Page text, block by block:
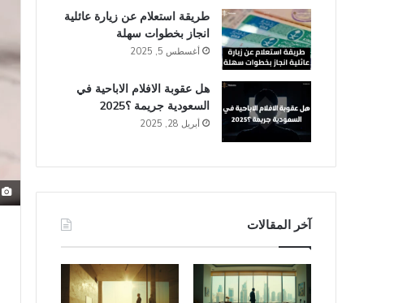
طريقة استعلام عن زيارة عائلية
انجاز​ بخطوات سهلة
أغسطس 5, 2025
هل عقوبة الافلام الاباحية في
السعودية​ جريمة ؟2025
أبريل 28, 2025
آخر المقالات